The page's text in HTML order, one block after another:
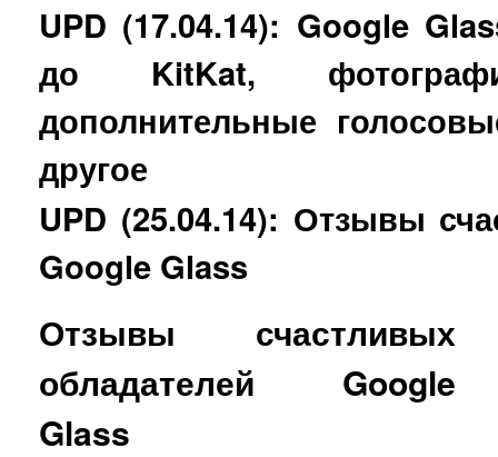
UPD (17.04.14): Google
до KitKat,
дополнительные
другое
UPD (25.04.14): Отзывы
Google Glass
Отзывы счастливых
обладателей Google
Glass